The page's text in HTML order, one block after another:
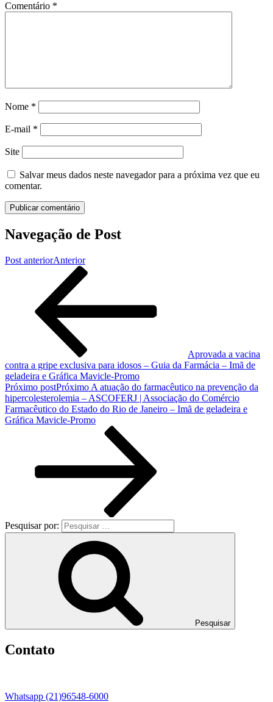
Comentário *
Nome *
E-mail *
Site
Salvar meus dados neste navegador para a próxima vez que eu
comentar.
Navegação de Post
Post anteriorAnterior
Aprovada a vacina
contra a gripe exclusiva para idosos – Guia da Farmácia – Imã de
geladeira e Gráfica Mavicle-Promo
Próximo postPróximo A atuação do farmacêutico na prevenção da
hipercolesterolemia – ASCOFERJ | Associação do Comércio
Farmacêutico do Estado do Rio de Janeiro – Imã de geladeira e
Gráfica Mavicle-Promo
Pesquisar por:
Pesquisar
Contato
Whatsapp (21)96548-6000